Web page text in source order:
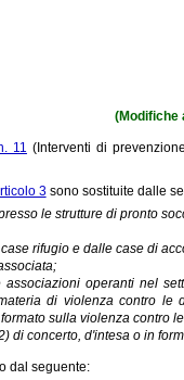
(Modifiche
11 (Interventi di
3sono sostituite dalle
le strutture di pronto
rifugio e dalle case di
associazioni operanti nel
di violenza contro
sulla violenza contro
di concerto, d'intesa o in
dal seguente: